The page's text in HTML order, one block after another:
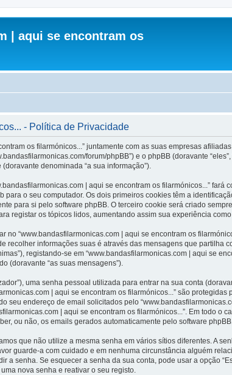
| aqui se encontram os
- Política de Privacidade
os filarmónicos...” juntamente com as suas empresas
forum/phpBB”) e o phpBB (doravante “eles”,
denominada “a sua informação”).
| aqui se encontram os filarmónicos...” fará
o seu computador. Os dois primeiros cookies têm a
para si pelo software phpBB. O terceiro cookie será criado
registar os tópicos lidos, aumentando assim sua experiência
“www.bandasfilarmonicas.com | aqui se encontram os
informações suas é através das mensagens que partilha
registando-se em “www.bandasfilarmonicas.com | aqui se
(doravante “as suas mensagens”).
uma senha pessoal utilizada para entrar na sua conta
| aqui se encontram os filarmónicos...” são
seu endereço de email solicitados pelo
| aqui se encontram os filarmónicos...”. Em todo o
ou não, os emails gerados automaticamente pelo software phpBB.
que não utilize a mesma senha em vários sítios diferentes. A
guarde-a com cuidado e em nenhuma circunstância alguém
a senha. Se esquecer a senha da sua conta, pode usar a opção
nova senha e reativar o seu registo.